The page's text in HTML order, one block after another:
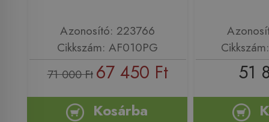
Azonosító: 223766
Cikkszám: AF010PG
71 000 Ft 67 450 Ft
Kosárba
51